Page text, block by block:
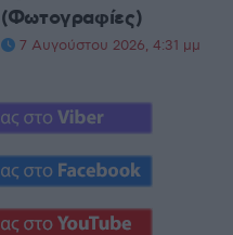
(Φωτογραφίες)
7 Αυγούστου 2026, 4:31 μμ